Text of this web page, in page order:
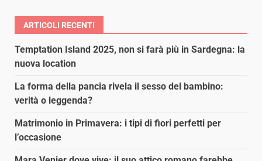
ARTICOLI RECENTI
Temptation Island 2025, non si farà più in Sardegna: la
nuova location
La forma della pancia rivela il sesso del bambino:
verità o leggenda?
Matrimonio in Primavera: i tipi di fiori perfetti per
l’occasione